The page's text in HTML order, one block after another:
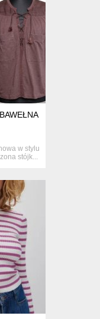
w stylu
stójk...